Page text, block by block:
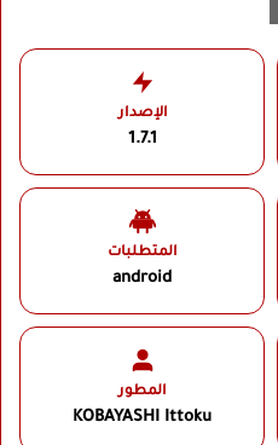
الإصدار
1.7.1
المتطلبات
android
المطور
KOBAYASHI Ittoku‏